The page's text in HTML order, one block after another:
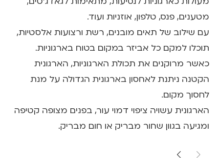
מטענים, פנס, טלפון, אוזניות ועוד.
עם שילוב של תאים מובנים, רשת ורצועות אלסטיות,
תוכלו למקם כל אביזר במקום בטוח בארגוניות.
כאשר מרוקנים את תכולת הארגוניות, הארגונית
הקטנה ניתנת לאחסון בארגונית הגדולה על מנת
לחסוך מקום.
הארגונית עשויה ציפוי דמוי עור, בפנים מצופה קטיפה
ומגיעה בגוון שחור מבריק או חום מבריק.